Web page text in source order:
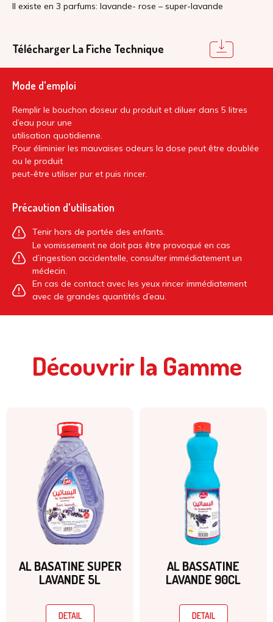
Il existe en 3 parfums: lavande- rose – super-lavande
Télécharger La Fiche Technique
Mode d'emploi
Remplir le bouchon doseur du produit et diluer dans 5 litres
d’eau pour une
utilisation quotidienne.
Pour éliminier les mauvaises odeurs la dose peut être doublée
ou le produit
peut-être utiliser pur et puis rincer.
Précaution d'utilisation
Tenir hors de portée des enfants.
Le vomissement ne doit pas être provoqué en cas
d’ingestion accidentelle, consulter immédiatement un
médecin.
En cas de contact avec les yeux rincer immédiatement
avec de grandes quantités d’eau.
Découvrir la Gamme
AL BASATINE SUPER
LAVANDE 5L
DETAIL
AL BASSATINE
LAVANDE 90CL
DETAIL